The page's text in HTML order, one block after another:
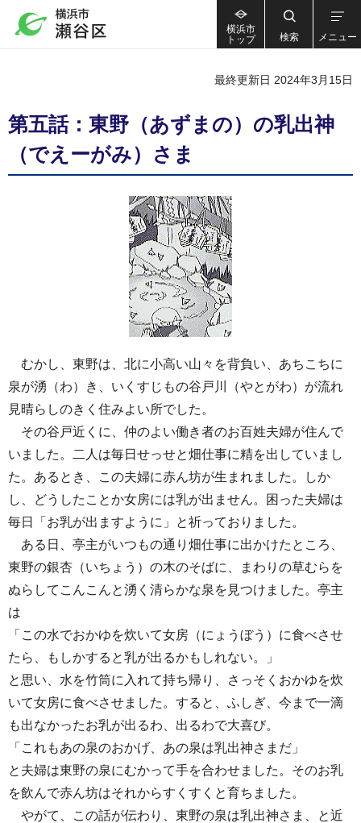
横浜市
トップ
検索 メニュー
最終更新日 2024年3月15日
第五話：東野（あずまの）の乳出神
（でえーがみ）さま
むかし、東野は、北に小高い山々を背負い、あちこちに
泉が湧（わ）き、いくすじもの谷戸川（やとがわ）が流れ
見晴らしのきく住みよい所でした。
その谷戸近くに、仲のよい働き者のお百姓夫婦が住んで
いました。二人は毎日せっせと畑仕事に精を出していまし
た。あるとき、この夫婦に赤ん坊が生まれました。しか
し、どうしたことか女房には乳が出ません。困った夫婦は
毎日「お乳が出ますように」と祈っておりました。
ある日、亭主がいつもの通り畑仕事に出かけたところ、
東野の銀杏（いちょう）の木のそばに、まわりの草むらを
ぬらしてこんこんと湧く清らかな泉を見つけました。亭主
は
「この水でおかゆを炊いて女房（にょうぼう）に食べさせ
たら、もしかすると乳が出るかもしれない。」
と思い、水を竹筒に入れて持ち帰り、さっそくおかゆを炊
いて女房に食べさせました。すると、ふしぎ、今まで一滴
も出なかったお乳が出るわ、出るわで大喜び。
「これもあの泉のおかげ、あの泉は乳出神さまだ」
と夫婦は東野の泉にむかって手を合わせました。そのお乳
を飲んで赤ん坊はそれからすくすくと育ちました。
やがて、この話が伝わり、東野の泉は乳出神さま、と近